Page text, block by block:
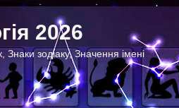
2026
зодіаку, Значення імені